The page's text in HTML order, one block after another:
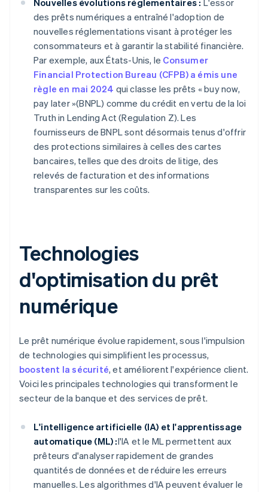
Nouvelles évolutions réglementaires : L'essor
des prêts numériques a entraîné l'adoption de
nouvelles réglementations visant à protéger les
consommateurs et à garantir la stabilité financière.
Par exemple, aux États-Unis, le Consumer
Financial Protection Bureau (CFPB) a émis une
règle en mai 2024 qui classe les prêts « buy now,
pay later »(BNPL) comme du crédit en vertu de la loi
Truth in Lending Act (Regulation Z). Les
fournisseurs de BNPL sont désormais tenus d'offrir
des protections similaires à celles des cartes
bancaires, telles que des droits de litige, des
relevés de facturation et des informations
transparentes sur les coûts.
Technologies
d'optimisation du prêt
numérique
Le prêt numérique évolue rapidement, sous l'impulsion
de technologies qui simplifient les processus,
boostent la sécurité, et améliorent l'expérience client.
Voici les principales technologies qui transforment le
secteur de la banque et des services de prêt.
L'intelligence artificielle (IA) et l'apprentissage
automatique (ML) :l'IA et le ML permettent aux
prêteurs d'analyser rapidement de grandes
quantités de données et de réduire les erreurs
manuelles. Les algorithmes d'IA peuvent évaluer le